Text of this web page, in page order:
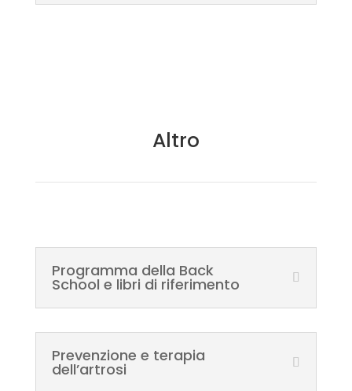
Altro
Programma della Back
School e libri di riferimento
Prevenzione e terapia
dell’artrosi